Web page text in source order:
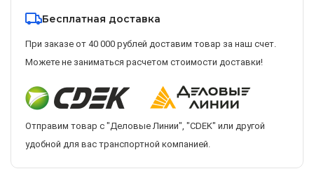
Бесплатная доставка
При заказе от 40 000 рублей доставим товар за наш счет.
Можете не заниматься расчетом стоимости доставки!
Отправим товар с "Деловые Линии", "CDEK" или другой
удобной для вас транспортной компанией.